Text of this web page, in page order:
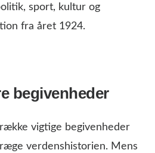
sport, kultur og
fra året 1924.
begivenheder
vigtige begivenheder
verdenshistorien. Mens